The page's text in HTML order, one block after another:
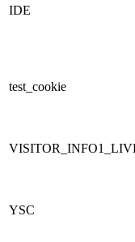
IDE
test_cookie
YSC